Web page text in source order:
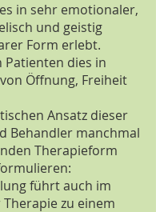
in sehr emotionaler,
und geistig
Form erlebt.
Patienten dies in
Öffnung, Freiheit
Ansatz dieser
Behandler manchmal
Therapieform
führt auch im
zu einem